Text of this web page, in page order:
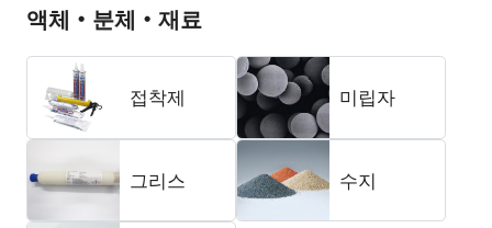
액체・분체・재료
접착제 미립자
그리스 수지